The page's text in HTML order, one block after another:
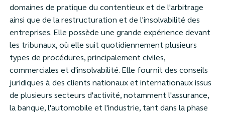
domaines de pratique du contentieux et de l'arbitrage
ainsi que de la restructuration et de l'insolvabilité des
entreprises. Elle possède une grande expérience devant
les tribunaux, où elle suit quotidiennement plusieurs
types de procédures, principalement civiles,
commerciales et d'insolvabilité. Elle fournit des conseils
juridiques à des clients nationaux et internationaux issus
de plusieurs secteurs d'activité, notamment l'assurance,
la banque, l'automobile et l'industrie, tant dans la phase